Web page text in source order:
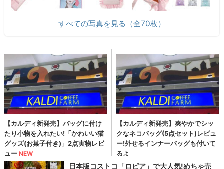
すべての写真を見る（全70枚）